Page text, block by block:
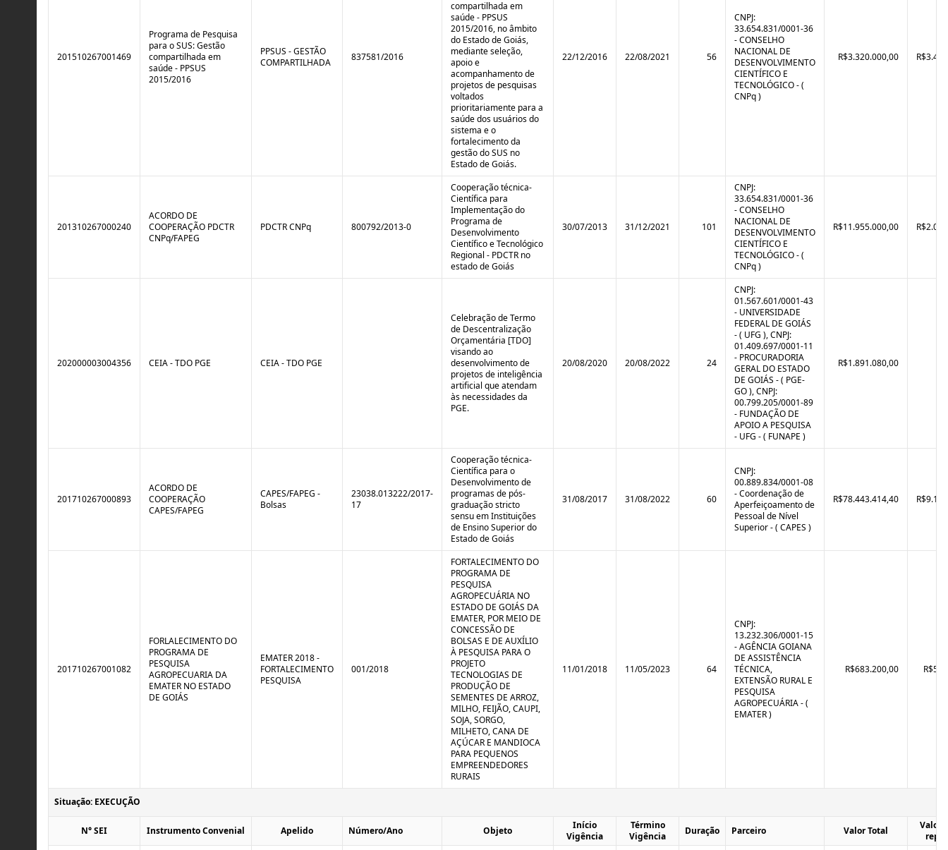
201510267001469
Programa de Pesquisa
para o SUS: Gestão
compartilhada em
saúde - PPSUS
2015/2016
PPSUS - GESTÃO
COMPARTILHADA
837581/2016
compartilhada em
saúde - PPSUS
2015/2016, no âmbito
do Estado de Goiás,
mediante seleção,
apoio e
acompanhamento de
projetos de pesquisas
voltados
prioritariamente para a
saúde dos usuários do
sistema e o
fortalecimento da
gestão do SUS no
Estado de Goiás.
22/12/2016 22/08/2021 56
CNPJ:
33.654.831/0001-36
- CONSELHO
NACIONAL DE
DESENVOLVIMENTO
CIENTÍFICO E
TECNOLÓGICO - (
CNPq )
R$3.320.000,00
201310267000240
ACORDO DE
COOPERAÇÃO PDCTR
CNPq/FAPEG
PDCTR CNPq 800792/2013-0
Cooperação técnica-
Científica para
Implementação do
Programa de
Desenvolvimento
Científico e Tecnológico
Regional - PDCTR no
estado de Goiás
30/07/2013 31/12/2021 101
CNPJ:
33.654.831/0001-36
- CONSELHO
NACIONAL DE
DESENVOLVIMENTO
CIENTÍFICO E
TECNOLÓGICO - (
CNPq )
R$11.955.000,00
202000003004356 CEIA - TDO PGE CEIA - TDO PGE
Celebração de Termo
de Descentralização
Orçamentária [TDO]
visando ao
desenvolvimento de
projetos de inteligência
artificial que atendam
às necessidades da
PGE.
20/08/2020 20/08/2022 24
CNPJ:
01.567.601/0001-43
- UNIVERSIDADE
FEDERAL DE GOIÁS
- ( UFG ), CNPJ:
01.409.697/0001-11
- PROCURADORIA
GERAL DO ESTADO
DE GOIÁS - ( PGE-
GO ), CNPJ:
00.799.205/0001-89
- FUNDAÇÃO DE
APOIO A PESQUISA
- UFG - ( FUNAPE )
R$1.891.080,00
201710267000893
ACORDO DE
COOPERAÇÃO
CAPES/FAPEG
CAPES/FAPEG -
Bolsas
23038.013222/2017-
17
Cooperação técnica-
Científica para o
Desenvolvimento de
programas de pós-
graduação stricto
sensu em Instituições
de Ensino Superior do
Estado de Goiás
31/08/2017 31/08/2022 60
CNPJ:
00.889.834/0001-08
- Coordenação de
Aperfeiçoamento de
Pessoal de Nível
Superior - ( CAPES )
R$78.443.414,40
201710267001082
FORLALECIMENTO DO
PROGRAMA DE
PESQUISA
AGROPECUARIA DA
EMATER NO ESTADO
DE GOIÁS
EMATER 2018 -
FORTALECIMENTO
PESQUISA
001/2018
FORTALECIMENTO DO
PROGRAMA DE
PESQUISA
AGROPECUÁRIA NO
ESTADO DE GOIÁS DA
EMATER, POR MEIO DE
CONCESSÃO DE
BOLSAS E DE AUXÍLIO
À PESQUISA PARA O
PROJETO
TECNOLOGIAS DE
PRODUÇÃO DE
SEMENTES DE ARROZ,
MILHO, FEIJÃO, CAUPI,
SOJA, SORGO,
MILHETO, CANA DE
AÇÚCAR E MANDIOCA
PARA PEQUENOS
EMPREENDEDORES
RURAIS
11/01/2018 11/05/2023 64
CNPJ:
13.232.306/0001-15
- AGÊNCIA GOIANA
DE ASSISTÊNCIA
TÉCNICA,
EXTENSÃO RURAL E
PESQUISA
AGROPECUÁRIA - (
EMATER )
R$683.200,00
Situação: EXECUÇÃO
N° SEI Instrumento Convenial Apelido Número/Ano Objeto
Início
Vigência
Término
Vigência
Duração Parceiro Valor Total
Valor